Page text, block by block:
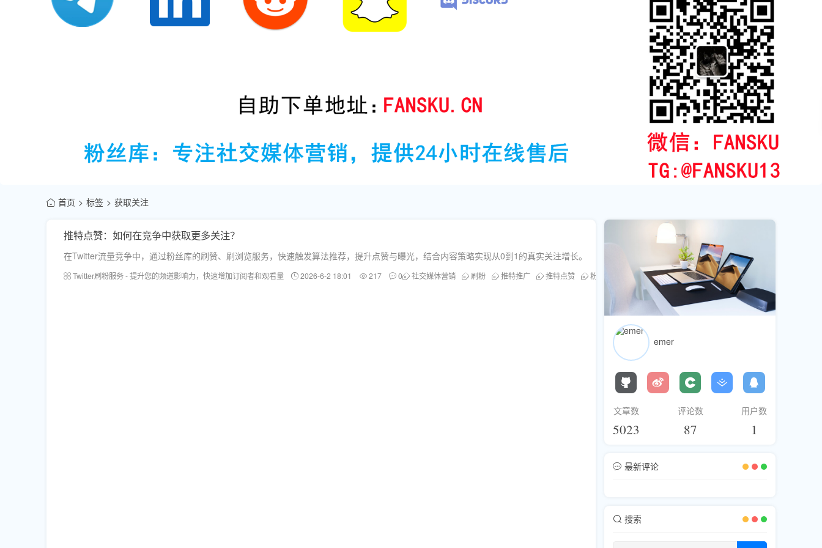
首页 标签 获取关注
推特点赞：如何在竞争中获取更多关注？
在Twitter流量竞争中，通过粉丝库的刷赞、刷浏览服务，快速触发算法推荐，提升点赞与曝光，结合内容策略实现从0到1的真实关注增长。
Twitter刷粉服务 - 提升您的频道影响力，快速增加订阅者和观看量 2026-6-2 18:01 217 0 社交媒体营销 刷粉 推特推广 推特点赞 粉丝库 刷赞服务 Twitter增长 推特刷赞
emer
文章数
5023
评论数
87
用户数
1
最新评论
搜索